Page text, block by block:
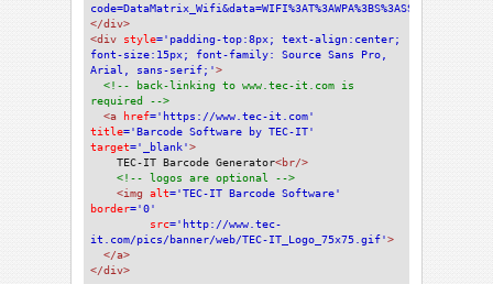
</div>
<div style='padding-top:8px; text-align:center;
font-size:15px; font-family: Source Sans Pro,
Arial, sans-serif;'>
<!-- back-linking to www.tec-it.com is
required -->
<a href='https://www.tec-it.com'
title='Barcode Software by TEC-IT'
target='_blank'>
TEC-IT Barcode Generator<br/>
<!-- logos are optional -->
<img alt='TEC-IT Barcode Software'
border='0'
src='http://www.tec-
it.com/pics/banner/web/TEC-IT_Logo_75x75.gif'>
</a>
</div>